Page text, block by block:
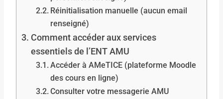
Réinitialisation manuelle (aucun email
renseigné)
Comment accéder aux services
essentiels de l’ENT AMU
Accéder à AMeTICE (plateforme Moodle
des cours en ligne)
Consulter votre messagerie AMU